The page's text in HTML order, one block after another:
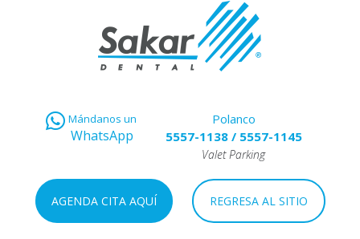
Mándanos un
WhatsApp
Polanco
5557-1138/ 5557-1145
Valet Parking
AGENDA CITA AQUÍ REGRESA AL SITIO